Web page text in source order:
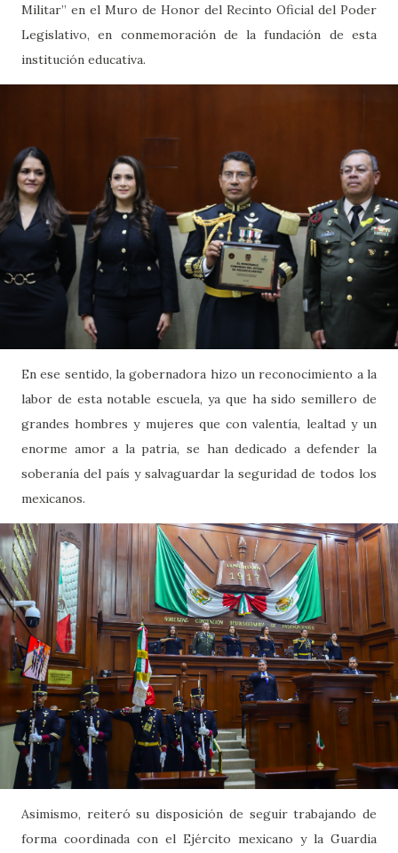
Militar” en el Muro de Honor del Recinto Oficial del Poder
Legislativo, en conmemoración de la fundación de esta
institución educativa.
En ese sentido, la gobernadora hizo un reconocimiento a la
labor de esta notable escuela, ya que ha sido semillero de
grandes hombres y mujeres que con valentía, lealtad y un
enorme amor a la patria, se han dedicado a defender la
soberanía del país y salvaguardar la seguridad de todos los
mexicanos.
Asimismo, reiteró su disposición de seguir trabajando de
forma coordinada con el Ejército mexicano y la Guardia